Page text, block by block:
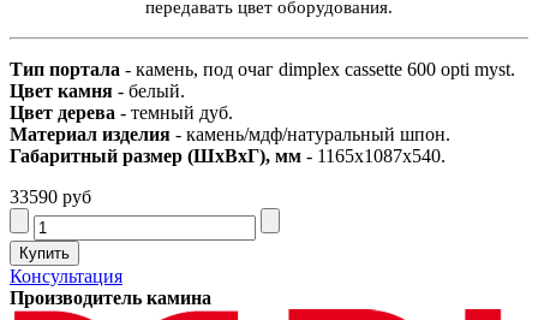
передавать цвет оборудования.
Тип портала - камень, под очаг dimplex cassette 600 opti myst.
Цвет камня - белый.
Цвет дерева - темный дуб.
Материал изделия - камень/мдф/натуральный шпон.
Габаритный размер (ШхВхГ), мм - 1165х1087х540.
33590 руб
Консультация
Производитель камина